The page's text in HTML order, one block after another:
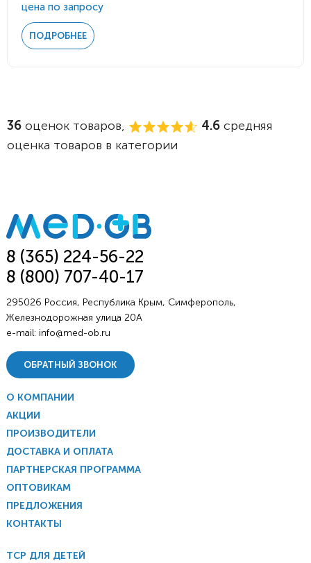
цена по запросу
ПОДРОБНЕЕ
36 оценок товаров, 4.6 средняя
оценка товаров в категории
8 (365) 224-56-22
8 (800) 707-40-17
295026 Россия, Республика Крым, Симферополь,
Железнодорожная улица 20А
e-mail: info@med-ob.ru
ОБРАТНЫЙ ЗВОНОК
О КОМПАНИИ
АКЦИИ
ПРОИЗВОДИТЕЛИ
ДОСТАВКА И ОПЛАТА
ПАРТНЕРСКАЯ ПРОГРАММА
ОПТОВИКАМ
ПРЕДЛОЖЕНИЯ
КОНТАКТЫ
ТСР ДЛЯ ДЕТЕЙ